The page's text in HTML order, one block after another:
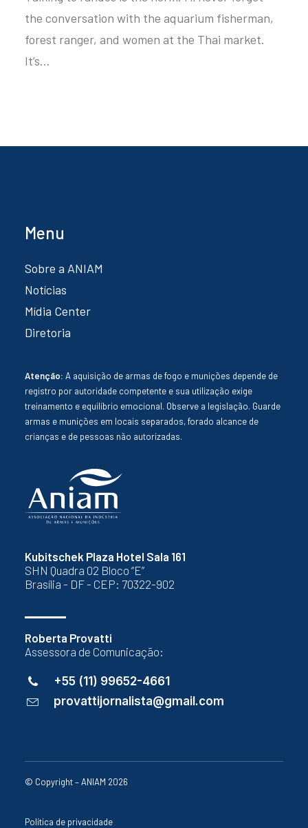
the conversation with the aquarium fisherman,
forest ranger, and women at the Thai market.
It’s…
Kubitschek Plaza Hotel Sala 161
SHN Quadra 02 Bloco “E”
Brasília - DF - CEP: 70322-902
Roberta Provatti
Assessora de Comunicação:
+55 (11) 99652-4661
provattijornalista@gmail.com
Menu
Sobre a ANIAM
Notícias
Mídia Center
Diretoria
Atenção: A aquisição de armas de fogo e munições depende de
registro por autoridade competente e sua utilização exige
treinamento e equilíbrio emocional. Observe a legislação. Guarde
armas e munições em locais separados, forado alcance de
crianças e de pessoas não autorizadas.
© Copyright – ANIAM 2026
Política de privacidade